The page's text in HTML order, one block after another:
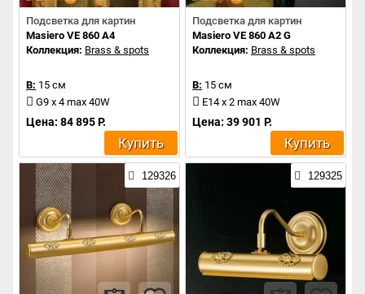
Подсветка для картин
Masiero VE 860 A4
Коллекция: Brass & spots
В: 15 см
G9 x 4 max 40W
Цена: 84 895 Р.
Купить
Подсветка для картин
Masiero VE 860 A2 G
Коллекция: Brass & spots
В: 15 см
E14 x 2 max 40W
Цена: 39 901 Р.
Купить
129326 129325